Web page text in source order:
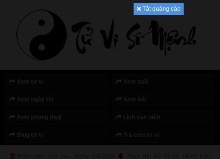
Xem tử vi Xem tuổi
Xem ngày tốt Xem bói
Xem phong thuỷ Lịch vạn niên
Blog tử vi Tra cứu tử vi
Tắt quảng cáo